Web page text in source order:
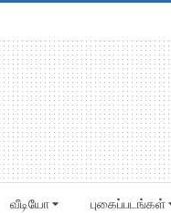
வீடியோ புகைப்படங்கள்